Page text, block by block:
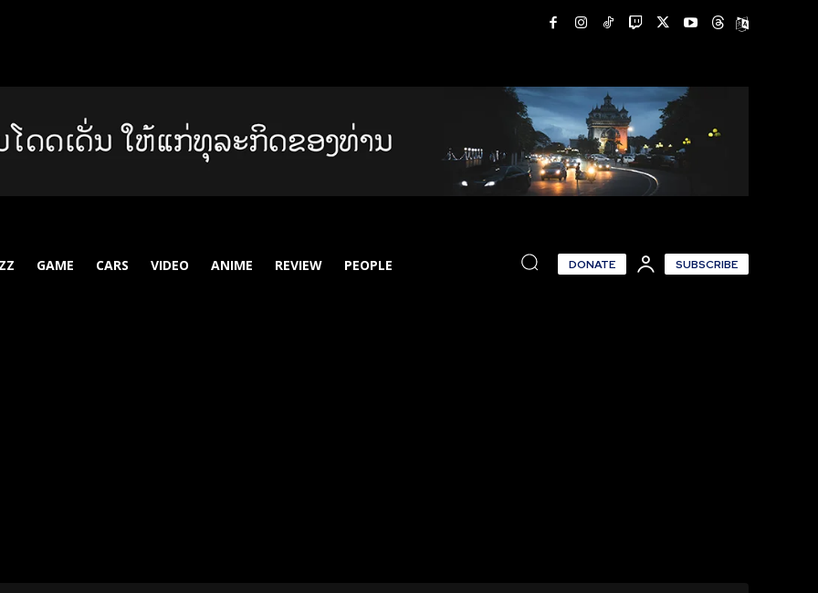
GAME CARS VIDEO ANIME REVIEW PEOPLE DONATE SUBSCRIBE